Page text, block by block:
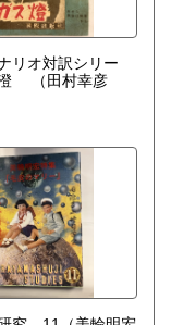
リオ対訳シリー
（田村幸彦